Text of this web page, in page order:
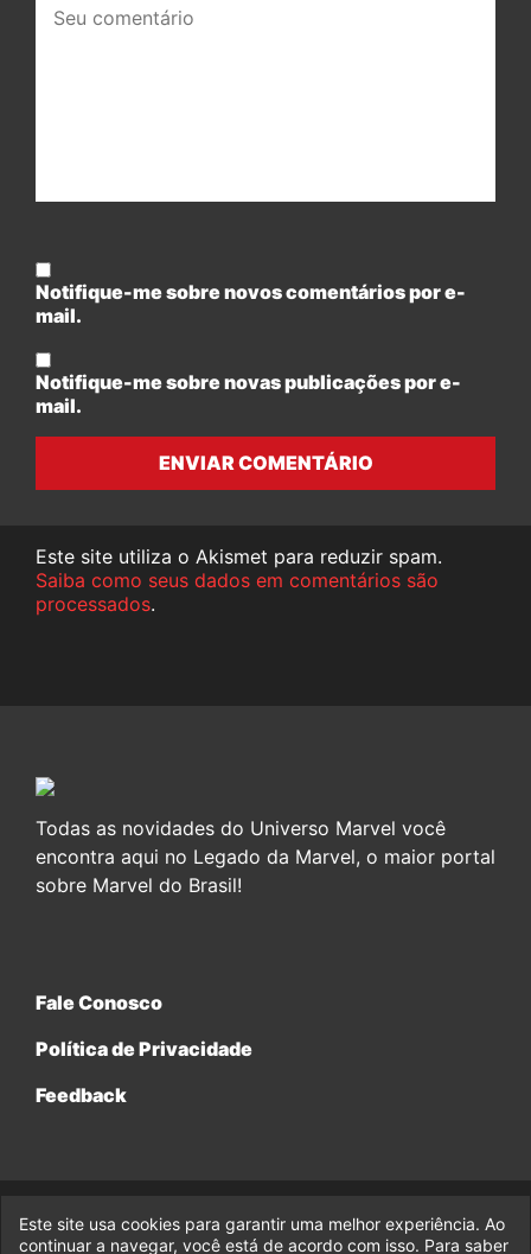
comentário:
Notifique-me sobre novos comentários por e-
mail.
Notifique-me sobre novas publicações por e-
mail.
ENVIAR COMENTÁRIO
Este site utiliza o Akismet para reduzir spam.
Saiba como seus dados em comentários são
processados.
Todas as novidades do Universo Marvel você
encontra aqui no Legado da Marvel, o maior portal
sobre Marvel do Brasil!
Fale Conosco
Política de Privacidade
Feedback
© 2017-2026 Legado da Marvel, uma empresa da Legado
Enterprises.
Este site usa cookies para garantir uma melhor experiência. Ao
continuar a navegar, você está de acordo com isso. Para saber